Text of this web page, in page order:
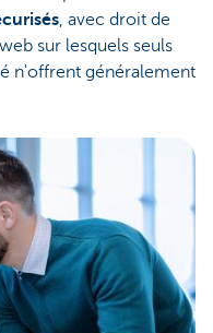
, avec droit de
sur lesquels seuls
n'offrent généralement